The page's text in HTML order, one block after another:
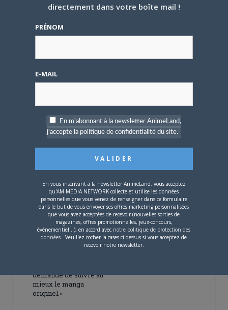
L’AnimeLand Hors-Série
– Spécial Posters est
4 AOÛT 2026 0
Une nouvelle série TV
Digimon en préparation
4 JUILLET 2026 0
[Entretien] Mokochan : «
demandé de suivre au
mieux le manga
originel.»
directement dans votre boîte mail !
PRÉNOM
E-MAIL
En m'abonnant à la newsletter AnimeLand,
j'accepte la politique de confidentialité du site.
En vous inscrivant à la newsletter AnimeLand, vous acceptez
qu'AM MEDIA NETWORK collecte et utilise les données
personnelles que vous venez de renseigner dans ce formulaire
dans le but de vous envoyer ses offres marketing personnalisées
que vous avez acceptées de recevoir (nouvelles sorties de
magazines, offres promotionnelles, jeux-concours,
événementiel...), en accord avec notre politique de protection des
données . Veuillez cocher la cases ci-dessus si vous acceptez de
recevoir notre newsletter.